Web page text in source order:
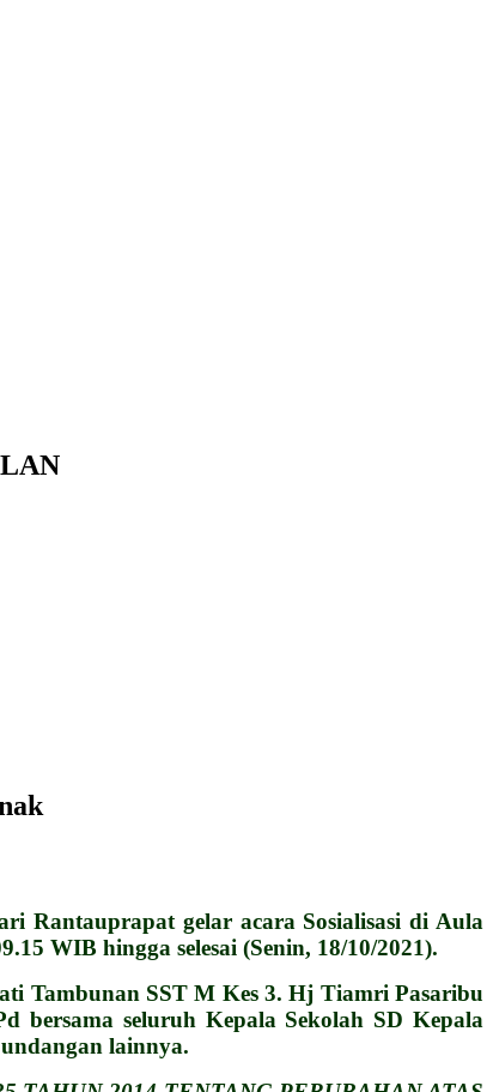
Rantauprapat gelar acara Sosialisasi di Aula
WIB hingga selesai (Senin, 18/10/2021).
Tambunan SST M Kes 3. Hj Tiamri Pasaribu
seluruh Kepala Sekolah SD Kepala
lainnya.